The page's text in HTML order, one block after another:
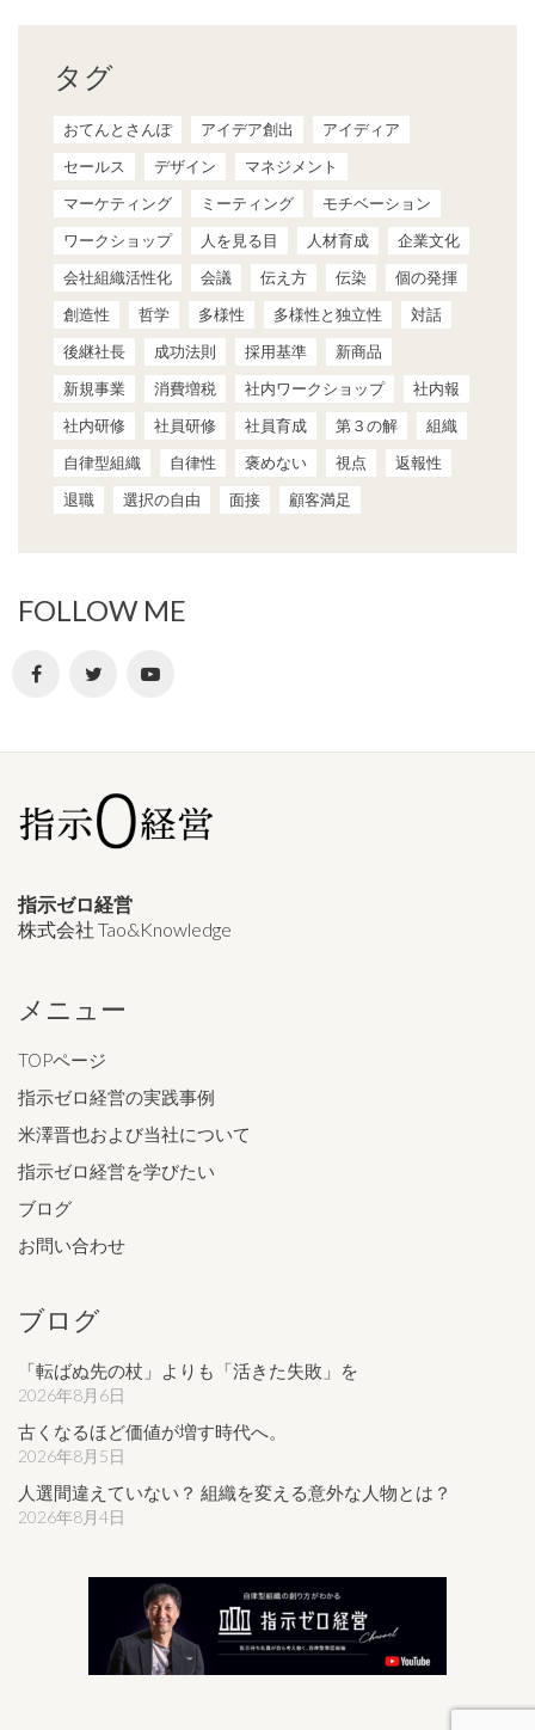
タグ
おてんとさんぽ アイデア創出
アイディア
セールス
デザイン
マネジメント
マーケティング
ミーティング
モチベーション
ワークショップ
人を見る目 人材育成
企業文化
会社組織活性化
会議 伝え方 伝染
個の発揮
創造性
哲学 多様性 多様性と独立性
対話
後継社長
成功法則 採用基準
新商品
新規事業
消費増税 社内ワークショップ
社内報
社内研修
社員研修 社員育成 第３の解
組織
自律型組織
自律性 褒めない 視点
返報性
退職
選択の自由 面接 顧客満足
FOLLOW ME
指示ゼロ経営
株式会社 Tao&Knowledge
メニュー
TOPページ
指示ゼロ経営の実践事例
米澤晋也および当社について
指示ゼロ経営を学びたい
ブログ
お問い合わせ
ブログ
「転ばぬ先の杖」よりも「活きた失敗」を
2026年8月6日
古くなるほど価値が増す時代へ。
2026年8月5日
人選間違えていない？ 組織を変える意外な人物とは？
2026年8月4日